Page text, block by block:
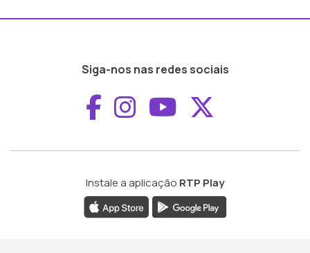
Siga-nos nas redes sociais
Aceder ao
Aceder ao
Aceder ao
Instale a aplicação RTP Play